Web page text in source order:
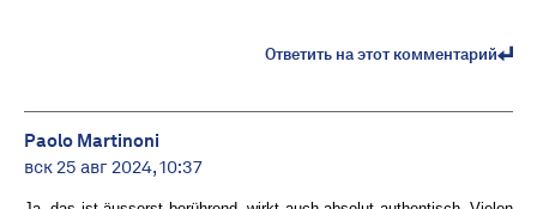
Ответить на этот комментарий
Paolo Martinoni
вск 25 авг 2024, 10:37